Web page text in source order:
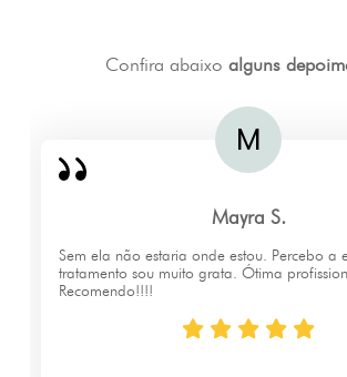
Confira abaixo alguns
Mayra S.
Sem ela não estaria onde estou. Percebo a
tratamento sou muito grata. Ótima
Recomendo!!!!